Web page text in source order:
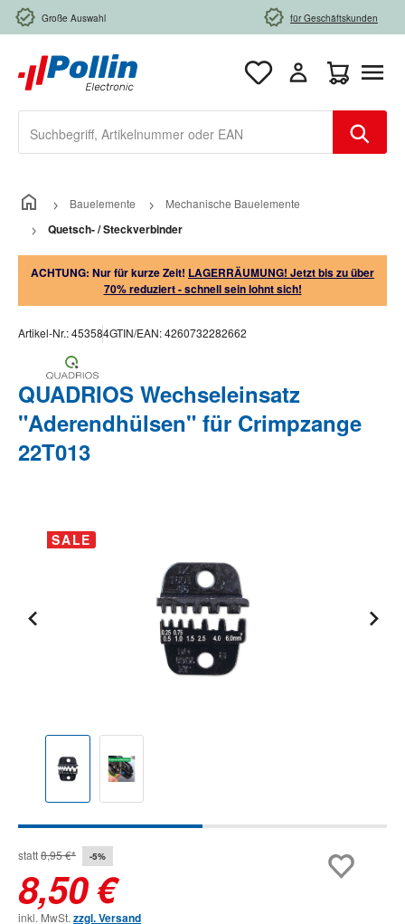
Zum Hauptinhalt springen
Große Auswahl für Geschäftskunden
Bauelemente Mechanische Bauelemente
Quetsch- / Steckverbinder
ACHTUNG: Nur für kurze Zeit! LAGERRÄUMUNG! Jetzt bis zu über
70% reduziert - schnell sein lohnt sich!
Artikel-Nr.:453584GTIN/EAN:4260732282662
QUADRIOS Wechseleinsatz
"Aderendhülsen" für Crimpzange
22T013
Bildergalerie überspringen
SALE
statt8,95 €* -5%
8,50 €
inkl. MwSt. zzgl. Versand